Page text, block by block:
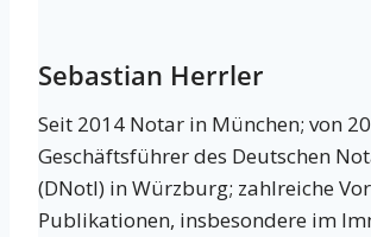
Sebastian Herrler
Seit 2014 Notar in München; von
Geschäftsführer des Deutschen
(DNotI) in Würzburg; zahlreiche
Publikationen, insbesondere im